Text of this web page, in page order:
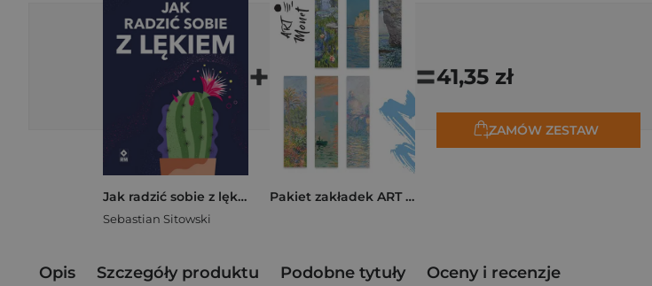
Jak radzić sobie z lękiem
Sebastian Sitowski
+
Pakiet zakładek ART Monet
=41,35 zł
ZAMÓW ZESTAW
Opis Szczegóły produktu Podobne tytuły Oceny i recenzje